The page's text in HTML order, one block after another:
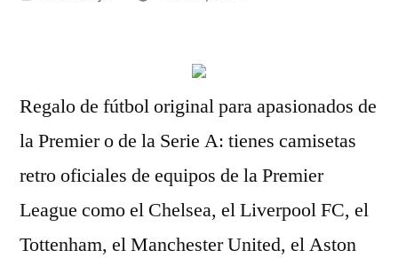
Regalo de fútbol original para apasionados de
la Premier o de la Serie A: tienes camisetas
retro oficiales de equipos de la Premier
League como el Chelsea, el Liverpool FC, el
Tottenham, el Manchester United, el Aston